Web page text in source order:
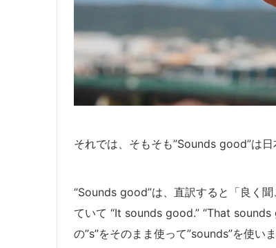
それでは、そもそも”Sounds good”は
“Sounds good”は、直訳すると「良く
ていて “It sounds good.” “That
の”s”をそのまま使って”sounds”を使いま